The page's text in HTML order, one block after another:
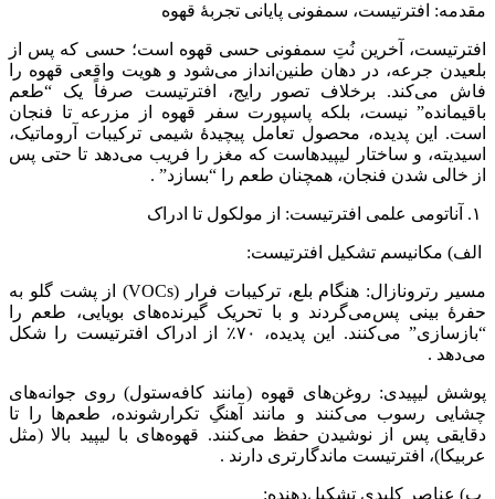
مقدمه: افترتیست، سمفونی پایانی تجربهٔ قهوه
افترتیست، آخرین نُتِ سمفونی حسی قهوه است؛ حسی که پس از
بلعیدن جرعه، در دهان طنین‌انداز می‌شود و هویت واقعی قهوه را
فاش می‌کند. برخلاف تصور رایج، افترتیست صرفاً یک “طعم
باقیمانده” نیست، بلکه پاسپورت سفر قهوه از مزرعه تا فنجان
است. این پدیده، محصول تعامل پیچیدهٔ شیمی ترکیبات آروماتیک،
اسیدیته، و ساختار لیپیدهاست که مغز را فریب می‌دهد تا حتی پس
از خالی شدن فنجان، همچنان طعم را “بسازد” .
الف) مکانیسم تشکیل افترتیست:
مسیر رترونازال: هنگام بلع، ترکیبات فرار (VOCs) از پشت گلو به
حفرهٔ بینی پس‌می‌گردند و با تحریک گیرنده‌های بویایی، طعم را
“بازسازی” می‌کنند. این پدیده، ۷۰٪ از ادراک افترتیست را شکل
می‌دهد .
پوشش لیپیدی: روغن‌های قهوه (مانند کافه‌ستول) روی جوانه‌های
چشایی رسوب می‌کنند و مانند آهنگِ تکرارشونده، طعم‌ها را تا
دقایقی پس از نوشیدن حفظ می‌کنند. قهوه‌های با لیپید بالا (مثل
عربیکا)، افترتیست ماندگارتری دارند .
ب) عناصر کلیدی تشکیل‌دهنده: